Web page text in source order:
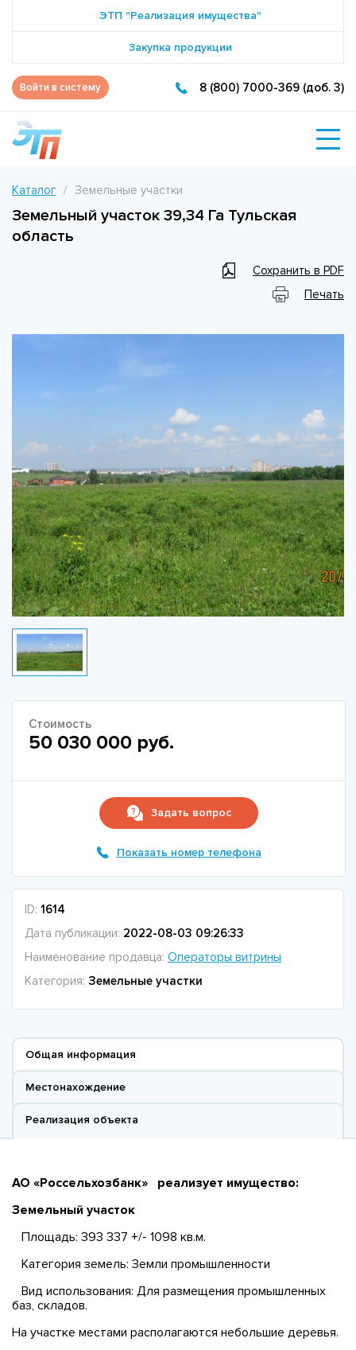
ЭТП "Реализация имущества"
Закупка продукции
Войти в систему 8 (800) 7000-369 (доб. 3)
Каталог Земельные участки
Земельный участок 39,34 Га Тульская
область
Сохранить в PDF
Печать
Стоимость
50 030 000 руб.
Задать вопрос
Показать номер телефона
ID: 1614
Дата публикации: 2022-08-03 09:26:33
Наименование продавца: Операторы витрины
Категория: Земельные участки
Общая информация
Местонахождение
Реализация объекта
АО «Россельхозбанк» реализует имущество:
Земельный участок
Площадь: 393 337 +/- 1098 кв.м.
Категория земель: Земли промышленности
Вид использования: Для размещения промышленных
баз, складов.
На участке местами располагаются небольшие деревья.